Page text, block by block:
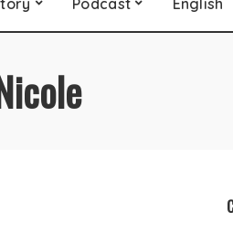
Podcast English